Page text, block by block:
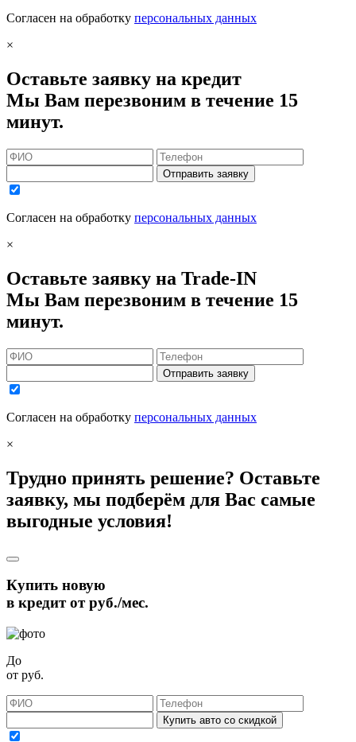
Согласен на обработку персональных данных
×
Оставьте заявку на кредит
Мы Вам перезвоним в течение 15
минут.
Отправить заявку
Согласен на обработку персональных данных
×
Оставьте заявку на Trade-IN
Мы Вам перезвоним в течение 15
минут.
Отправить заявку
Согласен на обработку персональных данных
×
Трудно принять решение? Оставьте
заявку, мы подберём для Вас самые
выгодные условия!
Купить новую
в кредит отруб./мес.
До
от руб.
Купить авто со скидкой